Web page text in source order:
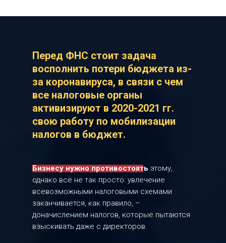
Перед ФНС стоит задача
восполнить потери бюджета из-
за коронавируса, в связи с чем
все налоговые органы
активизируют в 2020-2021 гг.
свою работу по мобилизации
налогов в бюджет.
Бизнесу нужно противостоять этому,
однако всё не так просто: увлечение
всевозможными налоговыми схемами
заканчивается, как правило, –
доначислением налогов, которые пытаются
взыскивать даже с директоров.